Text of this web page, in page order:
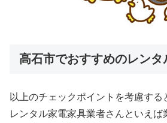
高石市でおすすめのレンタ
以上のチェックポイントを考慮す
レンタル家電家具業者さんといえば